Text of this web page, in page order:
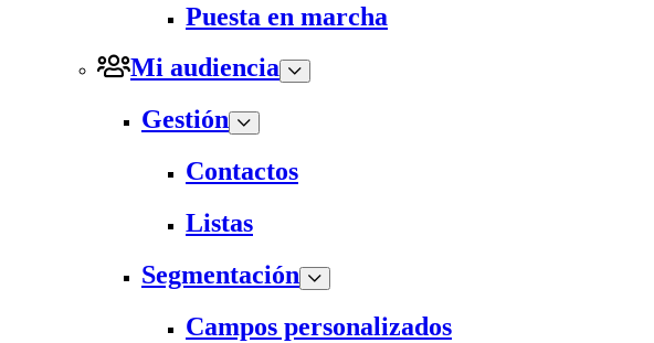
Puesta en marcha
Mi audiencia
Gestión
Contactos
Listas
Segmentación
Campos personalizados